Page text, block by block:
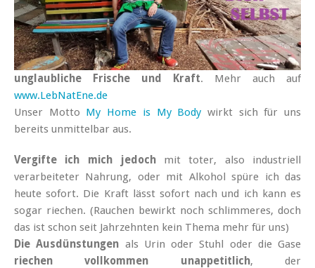
unglaubliche Frische und Kraft. Mehr auch auf
www.LebNatEne.de
Unser Motto My Home is My Body wirkt sich für uns
bereits unmittelbar aus.
Vergifte ich mich jedochmit toter, also industriell
verarbeiteter Nahrung, oder mit Alkohol spüre ich das
heute sofort. Die Kraft lässt sofort nach und ich kann es
sogar riechen. (Rauchen bewirkt noch schlimmeres, doch
das ist schon seit Jahrzehnten kein Thema mehr für uns)
Die Ausdünstungen als Urin oder Stuhl oder die Gase
riechen vollkommen unappetitlich, der